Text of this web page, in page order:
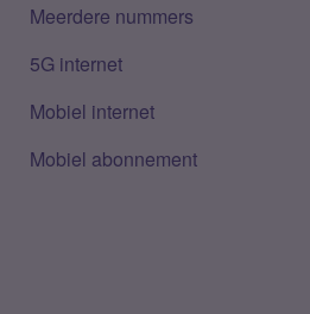
Meerdere nummers
5G internet
Mobiel internet
Mobiel abonnement